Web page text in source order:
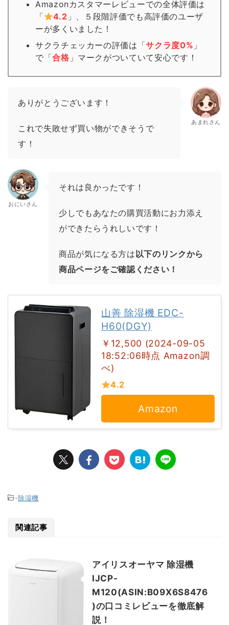
Amazonカスタマーレビューでの全体評価は
「
4.2 」、５段階評価でも高評価のユーザ
ーが多くいました！
サクラチェッカーの評価は「サクラ度0% 」
で「合格 」 マーク がついていて安心です！
ありがとうございます！
これで失敗せず買い物ができそうで
す！
あまれさん
おにいさん
それは良かったです！
少しでもあなたの購買活動にお力添え
ができたらうれしいです！
商品が気になる方は以下のリンクから
商品ページをご確認ください！
山善 除湿機 EDC-
H60(DGY)
￥12,500 (2024-09-05
18:52:06時点 Amazon調
べ)
4.2
Amazon
-除湿機
関連記事
アイリスオーヤマ 除湿機
IJCP-
M120(ASIN:B09X6S8476
)の口コミレビューを徹底解
説！